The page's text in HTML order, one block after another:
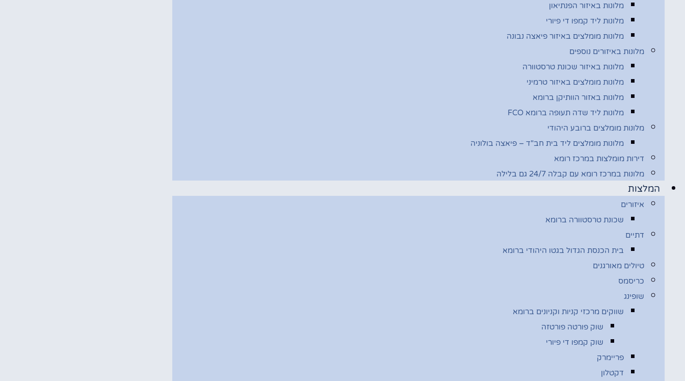
מלונות באיזור הפנתיאון
מלונות ליד קמפו די פיורי
מלונות מומלצים באיזור פיאצה נבונה
מלונות באיזורים נוספים
מלונות באיזור שכונת טרסטוורה
מלונות מומלצים באיזור טרמיני
מלונות באזור הוותיקן ברומא
מלונות ליד שדה תעופה ברומא FCO
מלונות מומלצים ברובע היהודי
מלונות מומלצים ליד בית חב"ד – פיאצה בולוניה
דירות מומלצות במרכז רומא
מלונות במרכז רומא עם קבלה 24/7 גם בלילה
המלצות
איזורים
שכונת טרסטוורה ברומא
דתיים
בית הכנסת הגדול בגטו היהודי ברומא
טיולים מאורגנים
כריסמס
שופינג
שווקים מרכזי קניות וקניונים ברומא
שוק פורטה פורטזה
שוק קמפו די פיורי
פריימרק
דקטלון